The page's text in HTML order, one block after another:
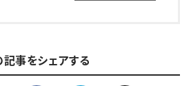
記事をシェアする